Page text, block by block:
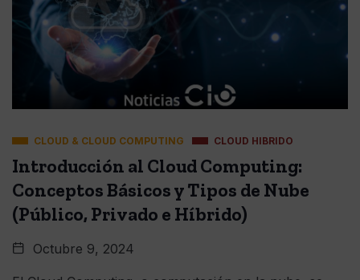
CLOUD & CLOUD COMPUTING CLOUD HIBRIDO
Introducción al Cloud Computing:
Conceptos Básicos y Tipos de Nube
(Público, Privado e Híbrido)
Octubre 9, 2024